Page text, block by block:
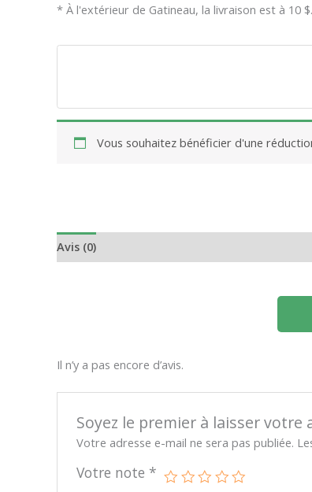
* À l'extérieur de Gatineau, la livraison est à 10 $.
Vous souhaitez bénéficier d'une
Avis (0)
Il n’y a pas encore d’avis.
Soyez le premier à laisser votre
Votre adresse e-mail ne sera pas publiée.
Votre note *